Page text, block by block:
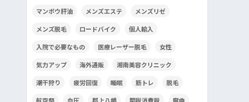
マンボウ肝油 メンズエステ メンズリゼ
メンズ脱毛 ロードバイク 個人輸入
入院で必要なもの 医療レーザー脱毛 女性
気力アップ 海外通販 湘南美容クリニック
潮干狩り 疲労回復 睡眠 筋トレ 脱毛